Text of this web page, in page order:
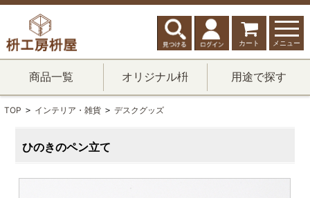
カート メニュー
商品一覧 オリジナル枡 用途で探す
TOP > インテリア・雑貨 > デスクグッズ
ひのきのペン立て